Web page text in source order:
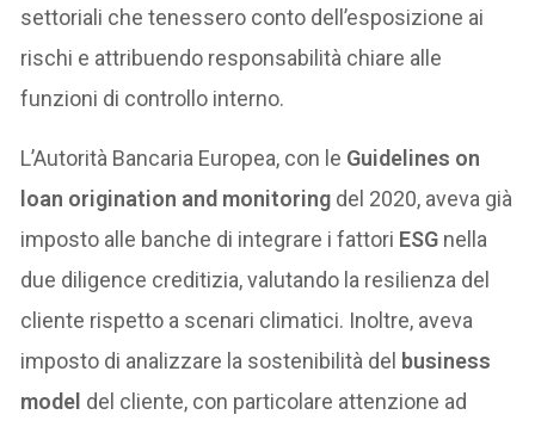
settoriali che tenessero conto dell’esposizione ai
rischi e attribuendo responsabilità chiare alle
funzioni di controllo interno.
L’Autorità Bancaria Europea, con le Guidelines on
loan origination and monitoring del 2020, aveva già
imposto alle banche di integrare i fattori ESG nella
due diligence creditizia, valutando la resilienza del
cliente rispetto a scenari climatici. Inoltre, aveva
imposto di analizzare la sostenibilità del business
model del cliente, con particolare attenzione ad